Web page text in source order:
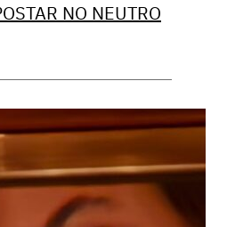
NO NEUTRO